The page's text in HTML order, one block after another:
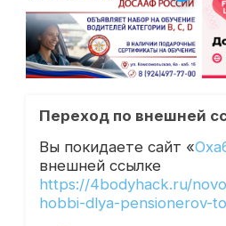
Переход по внешней
Вы покидаете сайт «
внешней ссылке
https://4bodyhack.ru/
hobbi-dlya-pensionerov-